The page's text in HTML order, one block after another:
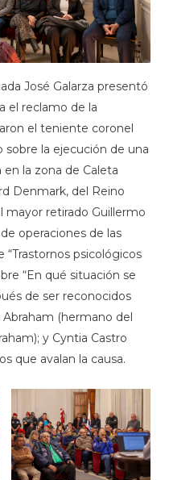
José Galarza presentó
el reclamo de la
el teniente coronel
sobre la ejecución de una
la zona de Caleta
Denmark, del Reino
mayor retirado Guillermo
operaciones de las
“Trastornos psicológicos
“En qué situación se
de ser reconocidos
(hermano del
y Cyntia Castro
que avalan la causa.